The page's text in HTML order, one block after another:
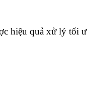
hiệu quả xử lý tối